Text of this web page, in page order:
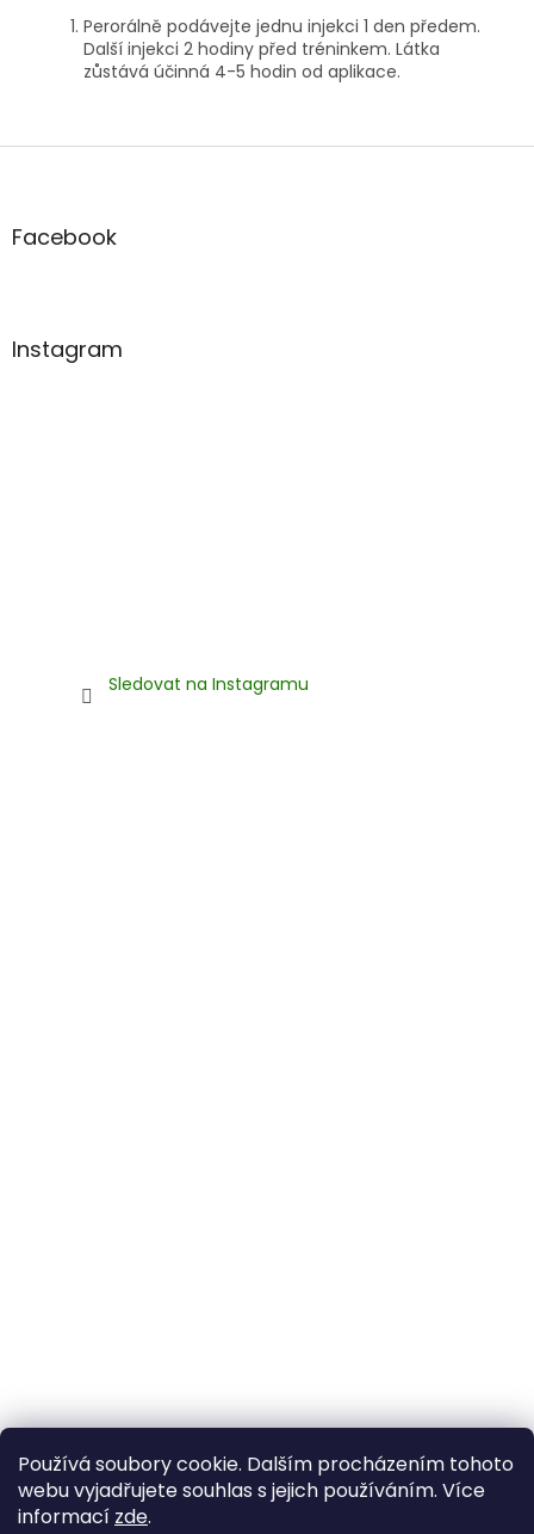
Používá soubory cookie. Dalším procházením tohoto
webu vyjadřujete souhlas s jejich používáním. Více
informací zde.
Perorálně podávejte jednu injekci 1 den předem.
Další injekci 2 hodiny před tréninkem. Látka
zůstává účinná 4-5 hodin od aplikace.
Z
aFacebook
Instagram
Sledovat na Instagramu